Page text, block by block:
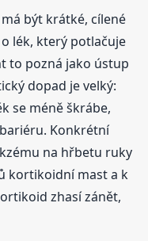
být krátké, cílené
lék, který potlačuje
to pozná jako ústup
dopad je velký:
se méně škrábe,
Konkrétní
na hřbetu ruky
kortikoidní mast a k
zhasí zánět,